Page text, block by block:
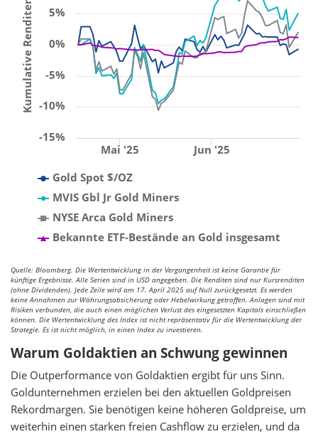
Kumulative Renditen (%)
Gold Spot $/OZ
MVIS Gbl Jr Gold Miners
NYSE Arca Gold Miners
Bekannte ETF-Bestände an Gold insgesamt
Mai '25 Jun '25
-15%
-10%
-5%
0%
5%
Quelle: Bloomberg. Die Wertentwicklung in der Vergangenheit ist keine Garantie für
künftige Ergebnisse. Alle Serien sind in USD angegeben. Die Renditen sind nur Kursrenditen
(ohne Dividenden). Jede Zeile wird am 17. April 2025 auf Null zurückgesetzt. Es werden
keine Annahmen zur Währungsabsicherung oder Hebelwirkung getroffen. Anlagen sind mit
Risiken verbunden, die auch einen möglichen Verlust des eingesetzten Kapitals einschließen
können. Die Wertentwicklung des Index ist nicht repräsentativ für die Wertentwicklung der
Strategie. Es ist nicht möglich, in einen Index zu investieren.
Warum Goldaktien an Schwung gewinnen
Die Outperformance von Goldaktien ergibt für uns Sinn.
Goldunternehmen erzielen bei den aktuellen Goldpreisen
Rekordmargen. Sie benötigen keine höheren Goldpreise, um
weiterhin einen starken freien Cashflow zu erzielen, und da